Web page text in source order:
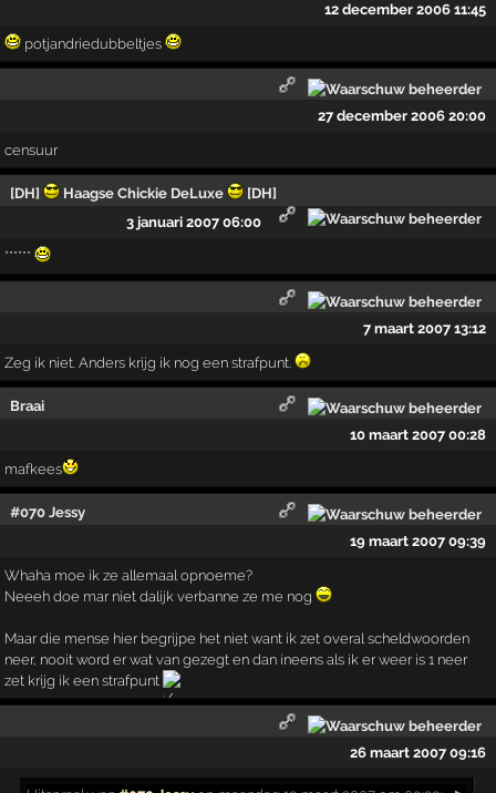
12 december 2006 11:45
potjandriedubbeltjes
27 december 2006 20:00
censuur
[DH] Haagse Chickie DeLuxe
[DH]
3 januari 2007 06:00
******
7 maart 2007 13:12
Zeg ik niet. Anders krijg ik nog een strafpunt.
Braai
10 maart 2007 00:28
mafkees
#070 Jessy
19 maart 2007 09:39
Whaha moe ik ze allemaal opnoeme?
Neeeh doe mar niet dalijk verbanne ze me nog
Maar die mense hier begrijpe het niet want ik zet overal scheldwoorden
neer, nooit word er wat van gezegt en dan ineens als ik er weer is 1 neer
zet krijg ik een strafpunt
26 maart 2007 09:16